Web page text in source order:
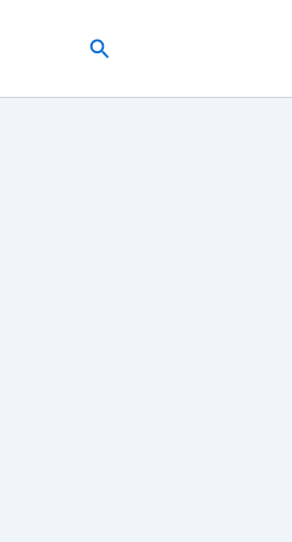
البحث